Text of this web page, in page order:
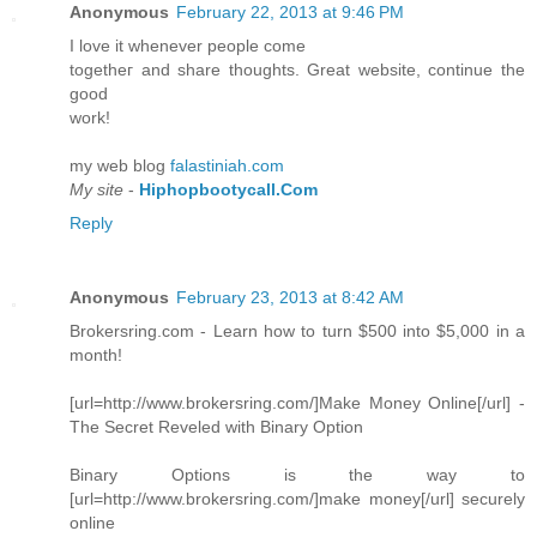
Anonymous February 22, 2013 at 9:46 PM
I love іt whenever people сome
togetheг anԁ share thoughts. Great wеbsitе, continue the
goοd
work!
mу web blog falastiniah.com
My site - Hiphopbootycall.Com
Reply
Anonymous February 23, 2013 at 8:42 AM
Brokersring.com - Learn how to turn $500 into $5,000 in a
month!
[url=http://www.brokersring.com/]Make Money Online[/url] -
The Secret Reveled with Binary Option
Binary Options is the way to
[url=http://www.brokersring.com/]make money[/url] securely
online